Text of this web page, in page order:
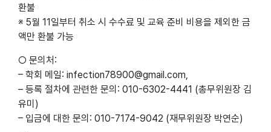
환불
※ 5월 11일부터 취소 시 수수료 및 교육 준비 비용을 제외한 금
액만 환불 가능
○ 문의처:
– 학회 메일: infection78900@gmail.com,
– 등록 절차에 관련한 문의: 010-6302-4441 (총무위원장 김
유미)
– 입금에 대한 문의: 010-7174-9042 (재무위원장 박연순)